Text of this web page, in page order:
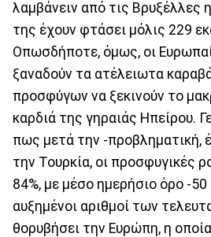
λαμβάνειν από τις Βρυξέλλες
της έχουν φτάσει μόλις 229
Οπωσδήποτε, όμως, οι
ξαναδούν τα ατέλειωτα
προσφύγων να ξεκινούν το
καρδιά της γηραιάς Ηπείρου.
πως μετά την -προβληματική,
την Τουρκία, οι προσφυγικές
84%, με μέσο ημερήσιο όρο -
αυξημένοι αριθμοί των
θορυβήσει την Ευρώπη, η